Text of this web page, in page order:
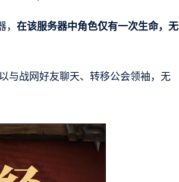
在该服务器中角色仅有一次生命，无
与战网好友聊天、转移公会领袖，无